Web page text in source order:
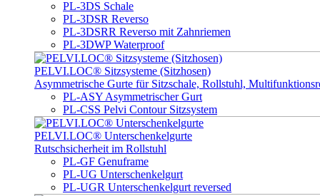
PL-3DS Schale
PL-3DSR Reverso
PL-3DSRR Reverso mit Zahnriemen
PL-3DWP Waterproof
PELVI.LOC® Sitzsysteme (Sitzhosen)
Asymmetrische Gurte für Sitzschale, Rollstuhl,
PL-ASY Asymmetrischer Gurt
PL-CSS Pelvi Contour Sitzsystem
PELVI.LOC® Unterschenkelgurte
Rutschsicherheit im Rollstuhl
PL-GF Genuframe
PL-UG Unterschenkelgurt
PL-UGR Unterschenkelgurt reversed